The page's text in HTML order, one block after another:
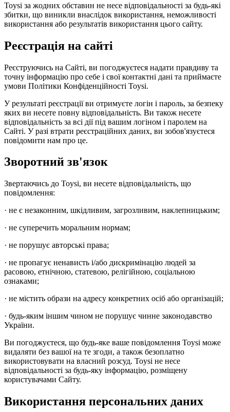
Toysi за жодних обставин не несе відповідальності за будь-які
збитки, що виникли внаслідок використання, неможливості
використання або результатів використання цього сайту.
Реєстрація на сайті
Реєструючись на Сайті, ви погоджуєтеся надати правдиву та
точну інформацію про себе і свої контактні дані та приймаєте
умови Політики Конфіденційності Toysi.
У результаті реєстрації ви отримуєте логін і пароль, за безпеку
яких ви несете повну відповідальність. Ви також несете
відповідальність за всі дії під вашим логіном і паролем на
Сайті. У разі втрати реєстраційних даних, ви зобов'язуєтеся
повідомити нам про це.
Зворотний зв'язок
Звертаючись до Toysi, ви несете відповідальність, що
повідомлення:
· не є незаконним, шкідливим, загрозливим, наклепницьким;
· не суперечить моральним нормам;
· не порушує авторські права;
· не пропагує ненависть і/або дискримінацію людей за
расовою, етнічною, статевою, релігійною, соціальною
ознаками;
· не містить образи на адресу конкретних осіб або організацій;
· будь-яким іншим чином не порушує чинне законодавство
України.
Ви погоджуєтеся, що будь-яке ваше повідомлення Toysi може
видаляти без вашої на те згоди, а також безоплатно
використовувати на власний розсуд. Toysi не несе
відповідальності за будь-яку інформацію, розміщену
користувачами Сайту.
Використання персональних даних